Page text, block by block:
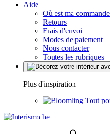
Aide
Où est ma
Retours
Frais d'envoi
Modes de paiement
Nous contacter
Toutes les rubriques
Plus d'inspiration
Tout